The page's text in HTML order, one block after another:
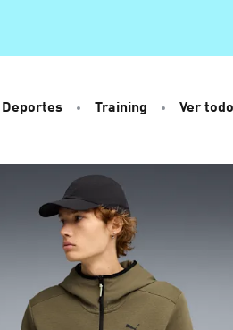
Deportes Training Ver todo